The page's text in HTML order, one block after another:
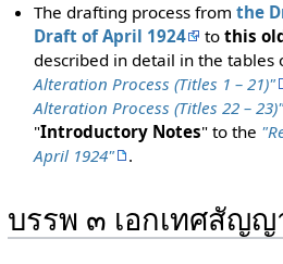
The drafting process fromthe
Draft of April 1924
tothis
described in detail in the tables
Alteration Process (Titles 1 – 21)"
Alteration Process (Titles 22 – 23)"
"Introductory Notes" to the
April 1924"
.
บรรพ ๓ เอกเทศสัญญ